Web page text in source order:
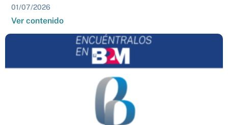
01/07/2026
Ver contenido